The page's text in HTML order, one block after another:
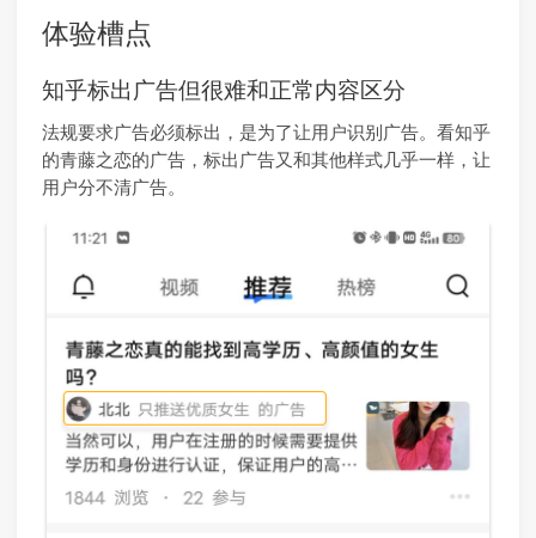
体验槽点
知乎标出广告但很难和正常内容区分
法规要求广告必须标出，是为了让用户识别广告。看知乎
的青藤之恋的广告，标出广告又和其他样式几乎一样，让
用户分不清广告。